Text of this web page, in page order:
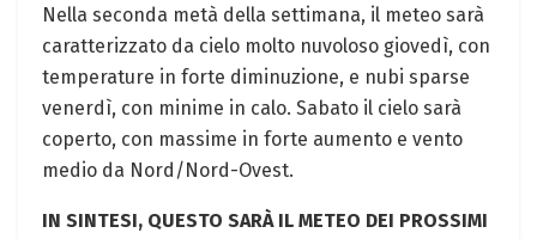
Nella seconda metà della settimana, il meteo sarà
caratterizzato da cielo molto nuvoloso giovedì, con
temperature in forte diminuzione, e nubi sparse
venerdì, con minime in calo. Sabato il cielo sarà
coperto, con massime in forte aumento e vento
medio da Nord/Nord-Ovest.
IN SINTESI, QUESTO SARÀ IL METEO DEI PROSSIMI